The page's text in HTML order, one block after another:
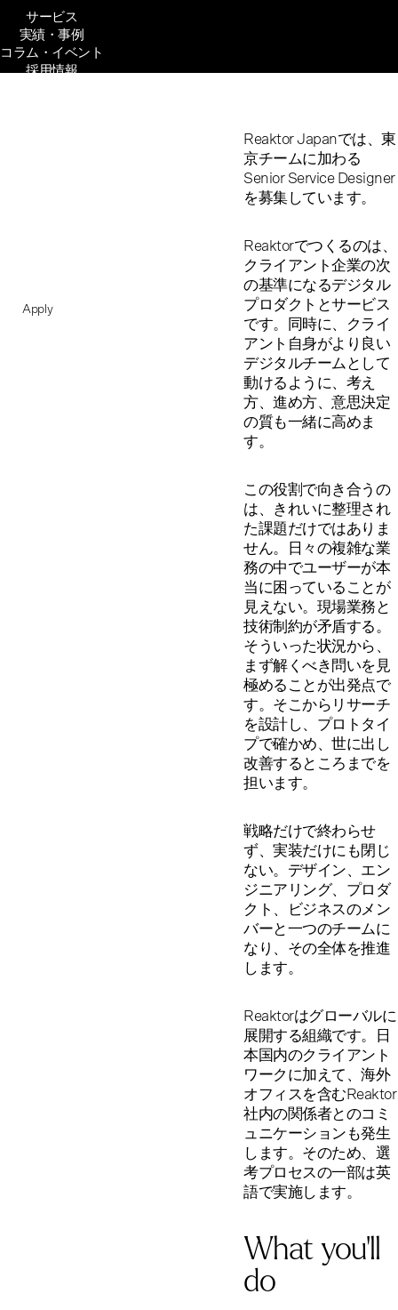
サービス
実績・事例
コラム・イベント
採用情報
Apply
Reaktor Japanでは、東
京チームに加わる
Senior Service Designer
を募集しています。
Reaktorでつくるのは、
クライアント企業の次
の基準になるデジタル
プロダクトとサービス
です。同時に、クライ
アント自身がより良い
デジタルチームとして
動けるように、考え
方、進め方、意思決定
の質も一緒に高めま
す。
この役割で向き合うの
は、きれいに整理され
た課題だけではありま
せん。日々の複雑な業
務の中でユーザーが本
当に困っていることが
見えない。現場業務と
技術制約が矛盾する。
そういった状況から、
まず解くべき問いを見
極めることが出発点で
す。そこからリサーチ
を設計し、プロトタイ
プで確かめ、世に出し
改善するところまでを
担います。
戦略だけで終わらせ
ず、実装だけにも閉じ
ない。デザイン、エン
ジニアリング、プロダ
クト、ビジネスのメン
バーと一つのチームに
なり、その全体を推進
します。
Reaktorはグローバルに
展開する組織です。日
本国内のクライアント
ワークに加えて、海外
オフィスを含むReaktor
社内の関係者とのコミ
ュニケーションも発生
します。そのため、選
考プロセスの一部は英
語で実施します。
What you’ll
do